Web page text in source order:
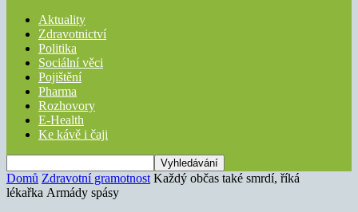
Aktuality
Zdravotnictví
Politika
Sociální věci
Pojištění
Pharma
Rozhovory
E-Health
Ke kávě i čaji
Domů Zdravotní gramotnost Každý občas také smrdí, říká
lékařka Armády spásy